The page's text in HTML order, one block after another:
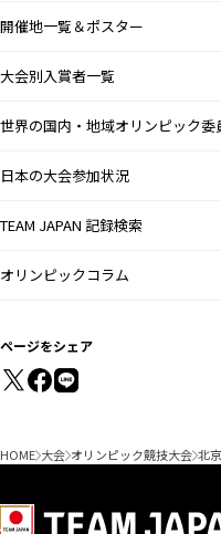
開催地一覧＆ポスター
大会別入賞者一覧
世界の国内・地域オリンピック委
日本の大会参加状況
TEAM JAPAN 記録検索
オリンピックコラム
ページをシェア
HOME 大会 オリンピック競技大会 北